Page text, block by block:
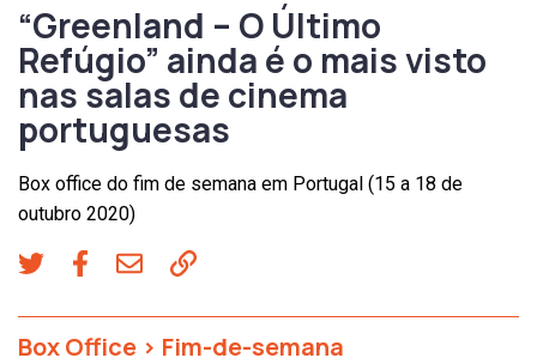
“Greenland – O Último
Refúgio” ainda é o mais visto
nas salas de cinema
portuguesas
Box office do fim de semana em Portugal (15 a 18 de
outubro 2020)
Box Office > Fim-de-semana